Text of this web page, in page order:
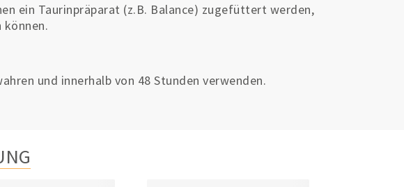
ein Taurinpräparat (z.B. Balance) zugefüttert werden,
und innerhalb von 48 Stunden verwenden.